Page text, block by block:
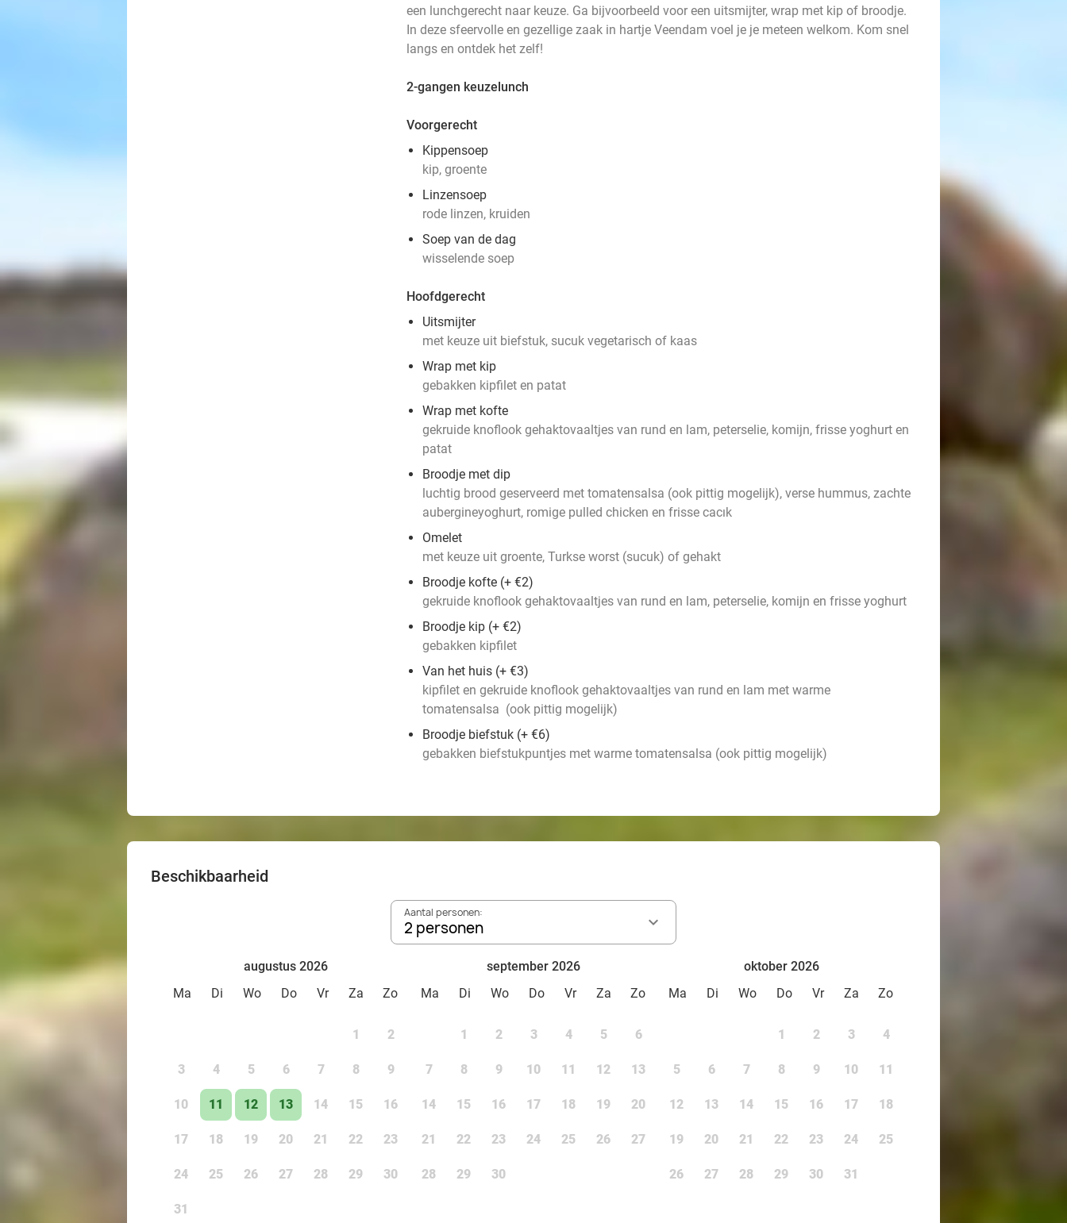
een lunchgerecht naar keuze. Ga bijvoorbeeld voor een uitsmijter, wrap met kip of broodje.
In deze sfeervolle en gezellige zaak in hartje Veendam voel je je meteen welkom. Kom snel
langs en ontdek het zelf!
2-gangen keuzelunch
Voorgerecht
Kippensoep
kip, groente
Linzensoep
rode linzen, kruiden
Soep van de dag
wisselende soep
Hoofdgerecht
Uitsmijter
met keuze uit biefstuk, sucuk vegetarisch of kaas
Wrap met kip
gebakken kipfilet en patat
Wrap met kofte
gekruide knoflook gehaktovaaltjes van rund en lam, peterselie, komijn, frisse yoghurt en
patat
Broodje met dip
luchtig brood geserveerd met tomatensalsa (ook pittig mogelijk), verse hummus, zachte
aubergineyoghurt, romige pulled chicken en frisse cacık
Omelet
met keuze uit groente, Turkse worst (sucuk) of gehakt
Broodje kofte (+ €2)
gekruide knoflook gehaktovaaltjes van rund en lam, peterselie, komijn en frisse yoghurt
Broodje kip (+ €2)
gebakken kipfilet
Van het huis (+ €3)
kipfilet en gekruide knoflook gehaktovaaltjes van rund en lam met warme
tomatensalsa (ook pittig mogelijk)
Broodje biefstuk (+ €6)
gebakken biefstukpuntjes met warme tomatensalsa (ook pittig mogelijk)
Beschikbaarheid
Aantal personen:
2 personen
augustus 2026
Ma
Di Wo Do Vr Za Zo
1 2
3 4 5 6 7 8 9
10 11 12 13 14 15 16
17 18 19 20 21 22 23
24 25 26 27 28 29 30
31
september 2026
Ma
Di Wo Do Vr Za Zo
1 2 3 4 5 6
7 8 9 10 11 12 13
14 15 16 17 18 19 20
21 22 23 24 25 26 27
28 29 30
oktober 2026
Ma
Di Wo Do Vr Za Zo
1 2 3 4
5 6 7 8 9 10 11
12 13 14 15 16 17 18
19 20 21 22 23 24 25
26 27 28 29 30 31